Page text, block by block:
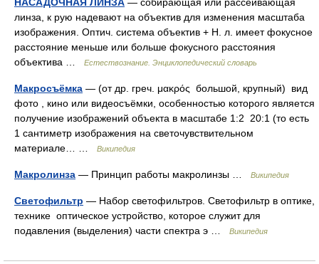
линза, к рую надевают на объектив для изменения масштаба
изображения. Оптич. система объектив + Н. л. имеет фокусное
расстояние меньше или больше фокусного расстояния
объектива …
Естествознание. Энциклопедический словарь
Макросъёмка — (от др. греч. μακρός большой, крупный) вид
фото , кино или видеосъёмки, особенностью которого является
получение изображений объекта в масштабе 1:2 20:1 (то есть
1 сантиметр изображения на светочувствительном
материале… …
Википедия
Макролинза — Принцип работы макролинзы … Википедия
Светофильтр — Набор светофильтров. Светофильтр в оптике,
технике оптическое устройство, которое служит для
подавления (выделения) части спектра э …
Википедия